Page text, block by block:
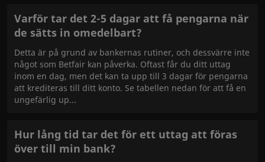
Varför tar det 2-5 dagar att få pengarna när
de sätts in omedelbart?
Detta är på grund av bankernas rutiner, och dessvärre inte
något som Betfair kan påverka. Oftast får du ditt uttag
inom en dag, men det kan ta upp till 3 dagar för pengarna
att krediteras till ditt konto. Se tabellen nedan för att få en
ungefärlig up
Hur lång tid tar det för ett uttag att föras
över till min bank?